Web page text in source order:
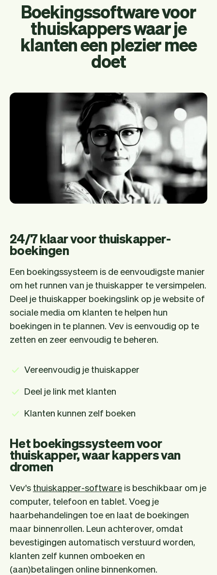
Boekingssoftware voor
thuiskappers waar je
klanten een plezier mee
doet
24/7 klaar voor thuiskapper-
boekingen
Een boekingssysteem is de eenvoudigste manier
om het runnen van je thuiskapper te versimpelen.
Deel je thuiskapper boekingslink op je website of
sociale media om klanten te helpen hun
boekingen in te plannen. Vev is eenvoudig op te
zetten en zeer eenvoudig te beheren.
Vereenvoudig je thuiskapper
Deel je link met klanten
Klanten kunnen zelf boeken
Het boekingssysteem voor
thuiskapper, waar kappers van
dromen
Vev's thuiskapper-software is beschikbaar om je
computer, telefoon en tablet. Voeg je
haarbehandelingen toe en laat de boekingen
maar binnenrollen. Leun achterover, omdat
bevestigingen automatisch verstuurd worden,
klanten zelf kunnen omboeken en
(aan)betalingen online binnenkomen.